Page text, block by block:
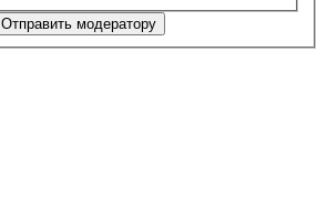
Отправить модератору